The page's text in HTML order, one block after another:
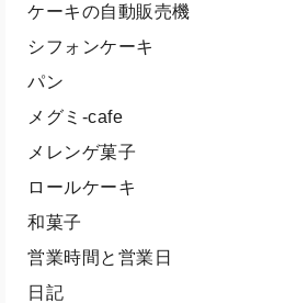
ケーキの自動販売機
シフォンケーキ
パン
メグミ-cafe
メレンゲ菓子
ロールケーキ
和菓子
営業時間と営業日
日記